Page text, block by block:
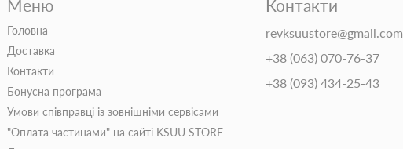
Меню
Головна
Доставка
Контакти
Бонусна програма
Умови співправці із зовнішніми сервісами
"Оплата частинами" на сайті KSUU STORE
Контакти
revksuustore@gmail.com
+38 (063) 070-76-37
+38 (093) 434-25-43